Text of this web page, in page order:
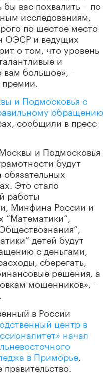
вас похвалить – по
исследованиям,
по шестое место
ОЭСР и ведущих
о том, что уровень
и
вам большое», –
и Подмосковья с
обращению
сообщили в пресс-
и Подмосковья
будут
обязательных
Это стало
работы
Минфина России и
“Математики”,
детей будут
с деньгами,
сберегать,
решения, а
мошенников», –
в России
центр в
начал
в Приморье